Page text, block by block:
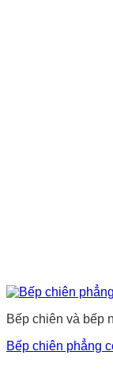
Bếp chiên và bếp
Bếp chiên phẳng